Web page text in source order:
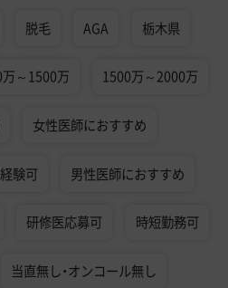
脱毛 AGA 栃木県
～1500万 1500万～2000万
女性医師におすすめ
験可 男性医師におすすめ
研修医応募可 時短勤務可
当直無し・オンコール無し